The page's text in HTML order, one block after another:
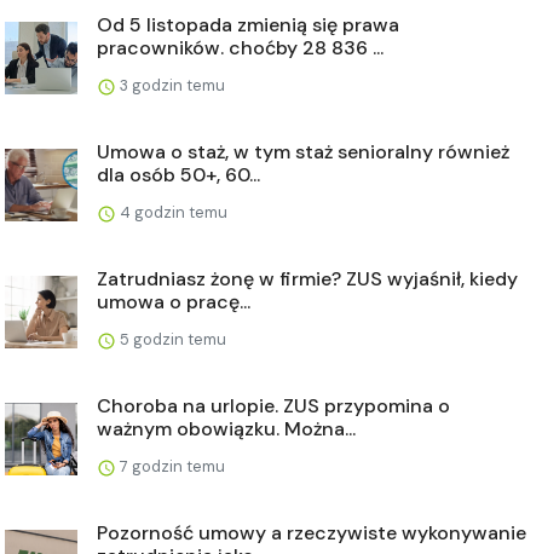
Od 5 listopada zmienią się prawa
pracowników. choćby 28 836 ...
3 godzin temu
Umowa o staż, w tym staż senioralny również
dla osób 50+, 60...
4 godzin temu
Zatrudniasz żonę w firmie? ZUS wyjaśnił, kiedy
umowa o pracę...
5 godzin temu
Choroba na urlopie. ZUS przypomina o
ważnym obowiązku. Można...
7 godzin temu
Pozorność umowy a rzeczywiste wykonywanie